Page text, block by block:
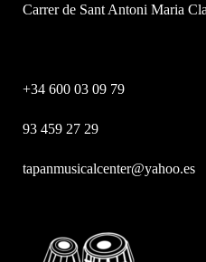
Carrer de Sant Antoni Maria
+34 600 03 09 79
93 459 27 29
tapanmusicalcenter@yahoo.es